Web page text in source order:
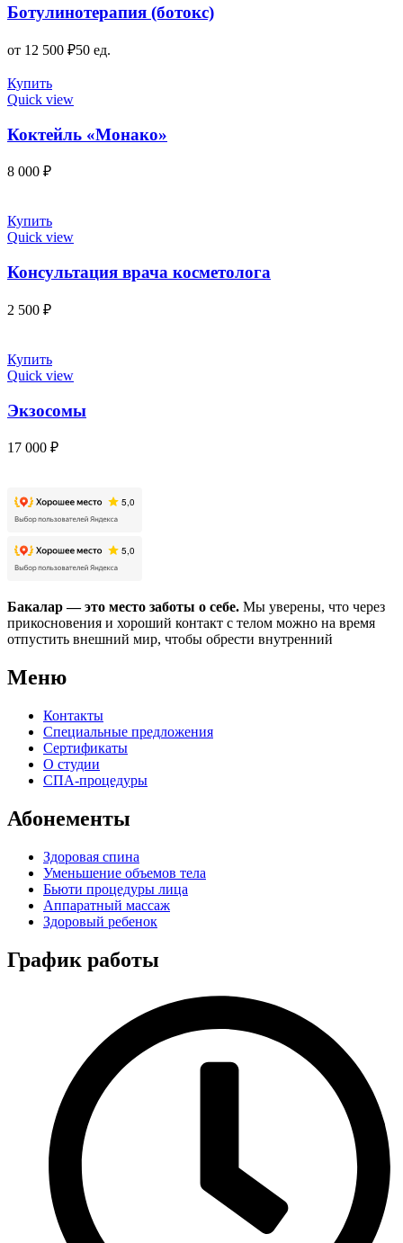
имеет
несколько
вариаций.
Опции
выбрать
на
товара.
Ботулинотерапия (ботокс)
от 12 500 ₽50 ед.
Купить
Quick view
Коктейль «Монако»
8 000 ₽
Купить
Quick view
Консультация врача косметолога
2 500 ₽
Купить
Quick view
Экзосомы
17 000 ₽
Бакалар — это место заботы о себе. Мы уверены, что через
прикосновения и хороший контакт с телом можно на время
отпустить внешний мир, чтобы обрести внутренний
Меню
Контакты
Специальные предложения
Сертификаты
О студии
СПА-процедуры
Абонементы
Здоровая спина
Уменьшение объемов тела
Бьюти процедуры лица
Аппаратный массаж
Здоровый ребенок
График работы